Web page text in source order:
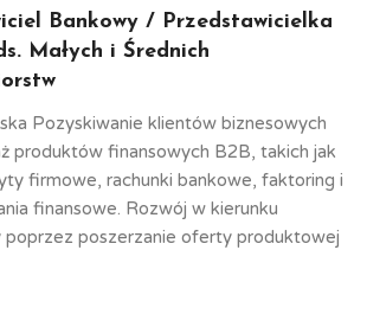
Bankowy / Przedstawicielka
Małych i Średnich
Pozyskiwanie klientów biznesowych
produktów finansowych B2B, takich jak
firmowe, rachunki bankowe, faktoring i
finansowe. Rozwój w kierunku
poprzez poszerzanie oferty produktowej